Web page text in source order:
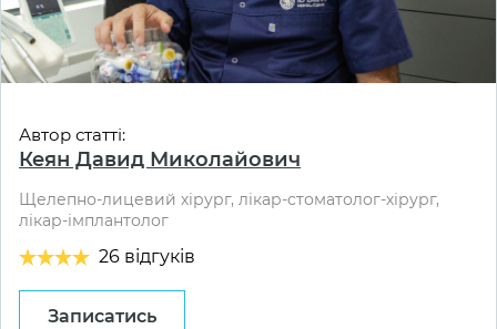
Автор статті:
Кеян Давид Миколайович
Щелепно-лицевий хірург, лікар-стоматолог-хірург,
лікар-імплантолог
26 відгуків
Записатись